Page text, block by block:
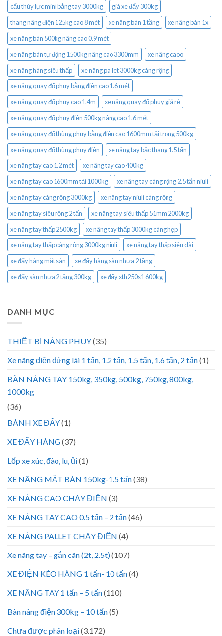
cẩu thủy lực mini bằng tay 3000kg
giá xe đẩy 300kg
thang nâng điện 125kg cao 8 mét
xe nâng bàn 1 tầng
xe nâng bàn 1x
xe nâng bàn 500kg nâng cao 0.9 mét
xe nâng bán tự động 1500kg nâng cao 3300mm
xe nâng caoo
xe nâng hàng siêu thấp
xe nâng pallet 3000kg càng rộng
xe nâng quay đổ phuy bằng điện cao 1.6 mét
xe nâng quay đổ phuy cao 1.4m
xe nâng quay đổ phuy giá rẻ
xe nâng quay đổ phuy điện 500kg nâng cao 1.6 mét
xe nâng quay đổ thùng phuy bằng điện cao 1600mm tải trọng 500kg
xe nâng quay đổ thùng phuy điện
xe nâng tay bậc thang 1.5 tấn
xe nâng tay cao 1.2 mét
xe nâng tay cao 400kg
xe nâng tay cao 1600mm tải 1000kg
xe nâng tay càng rộng 2.5 tấn niuli
xe nâng tay càng rộng 3000kg
xe nâng tay niuli càng rộng
xe nâng tay siêu rộng 2 tấn
xe nâng tay siêu thấp 51mm 2000kg
xe nâng tay thấp 2500kg
xe nâng tay thấp 3000kg càng hẹp
xe nâng tay thấp càng rộng 3000kg niuli
xe nâng tay thấp siêu dài
xe đẩy hàng mặt sàn
xe đẩy hàng sàn nhựa 2 tầng
xe đẩy sàn nhựa 2 tầng 300kg
xe đẩy xth250s1 600kg
DANH MỤC
THIẾT BỊ NÂNG PHUY(35)
Xe nâng điện đứng lái 1 tấn, 1.2 tấn, 1.5 tấn, 1.6 tấn, 2 tấn(1)
BÀN NÂNG TAY 150kg, 350kg, 500kg, 750kg, 800kg,
1000kg
(36)
BÁNH XE ĐẨY(1)
XE ĐẨY HÀNG(37)
Lốp xe xúc, đào, lu, ủi(1)
XE NÂNG MẶT BÀN 150kg-1.5 tấn(38)
XE NÂNG CAO CHẠY ĐIỆN (3)
XE NÂNG TAY CAO 0.5 tấn – 2 tấn(46)
XE NÂNG PALLET CHẠY ĐIỆN (4)
Xe nâng tay – gắn cân (2t, 2.5t)(107)
XE ĐIỆN KÉO HÀNG 1 tấn- 10 tấn(4)
XE NÂNG TAY 1 tấn – 5 tấn(110)
Bàn nâng điện 300kg – 10 tấn(5)
Chưa được phân loại(3.172)